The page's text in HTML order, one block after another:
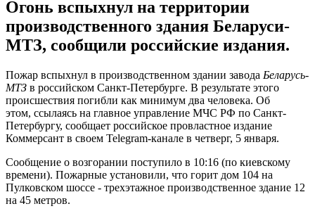
Огонь вспыхнул на территории
производственного здания Беларуси-
МТЗ, сообщили российские издания.
Пожар вспыхнул в производственном здании завода Беларусь-
МТЗ в российском Санкт-Петербурге. В результате этого
происшествия погибли как минимум два человека. Об
этом, ссылаясь на главное управление МЧС РФ по Санкт-
Петербургу, сообщает российское провластное издание
Коммерсант в своем Telegram-канале в четверг, 5 января.
Сообщение о возгорании поступило в 10:16 (по киевскому
времени). Пожарные установили, что горит дом 104 на
Пулковском шоссе - трехэтажное производственное здание 12
на 45 метров.